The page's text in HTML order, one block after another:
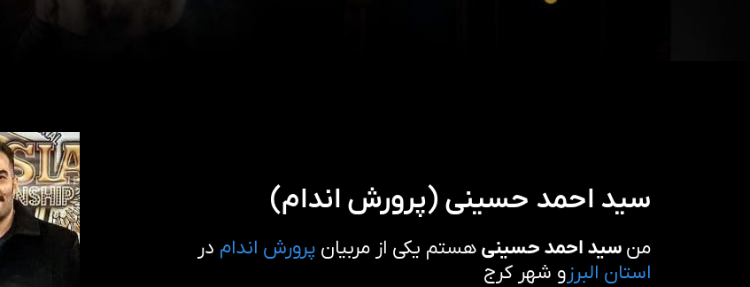
سید احمد حسینی (پرورش اندام)
من سید احمد حسینی هستم یکی از مربیان پرورش اندام در
استان البرزو شهر کرج